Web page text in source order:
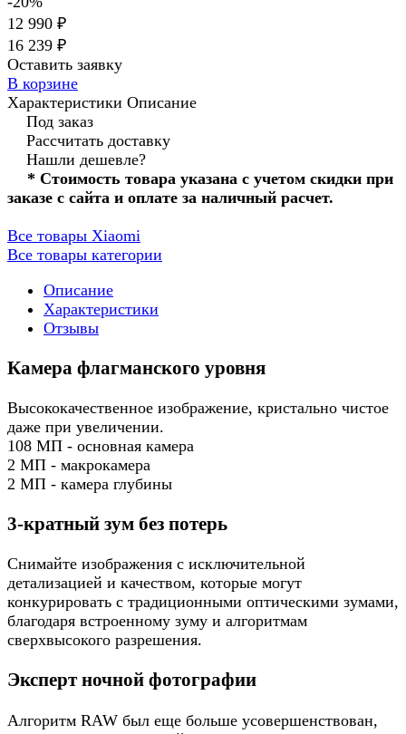
12 990 ₽
16 239 ₽
Оставить заявку
В корзине
Характеристики Описание
Под заказ
Рассчитать доставку
Нашли дешевле?
* Стоимость товара указана с учетом скидки при
заказе с сайта и оплате за наличный расчет.
Все товары Xiaomi
Все товары категории
Описание
Характеристики
Отзывы
Камера флагманского уровня
Высококачественное изображение, кристально чистое
даже при увеличении.
108 МП - основная камера
2 МП - макрокамера
2 МП - камера глубины
3-кратный зум без потерь
Снимайте изображения с исключительной
детализацией и качеством, которые могут
конкурировать с традиционными оптическими зумами,
благодаря встроенному зуму и алгоритмам
сверхвысокого разрешения.
Эксперт ночной фотографии
Алгоритм RAW был еще больше усовершенствован,